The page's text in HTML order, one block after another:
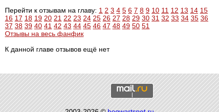
Перейти к отзывам на главу: 1 2 3 4 5 6 7 8 9 10 11 12 13 14 15
16 17 18 19 20 21 22 23 24 25 26 27 28 29 30 31 32 33 34 35 36
37 38 39 40 41 42 43 44 45 46 47 48 49 50 51
Отзывы на весь фанфик
К данной главе отзывов ещё нет